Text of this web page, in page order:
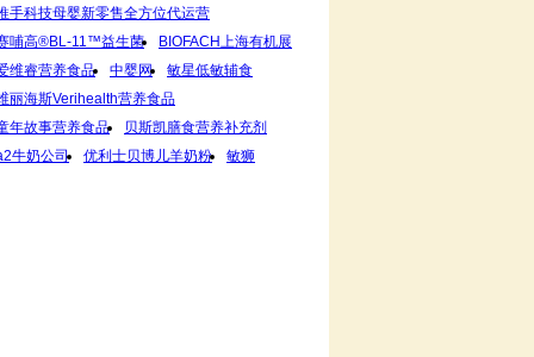
手科技母婴新零售全方位代运营
哺高®BL-11™益生菌
BIOFACH上海有机展
维睿营养食品
中婴网
敏星低敏辅食
丽海斯Verihealth营养食品
年故事营养食品
贝斯凯膳食营养补充剂
牛奶公司
优利士贝博儿羊奶粉 敏狮